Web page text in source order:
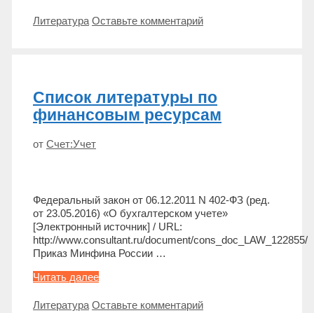
по
промышленности
Метки
Литература Оставьте комментарий
Список литературы по
финансовым ресурсам
от Счет:Учет
Федеральный закон от 06.12.2011 N 402-ФЗ (ред.
от 23.05.2016) «О бухгалтерском учете»
[Электронный источник] / URL:
http://www.consultant.ru/document/cons_doc_LAW_122855/
Приказ Минфина России …
Читать далееСписок
по
Метки
Литература Оставьте комментарий